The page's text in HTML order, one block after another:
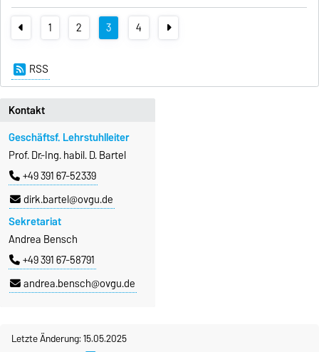
1 2 3 4
RSS
Kontakt
Geschäftsf. Lehrstuhlleiter
Prof. Dr.-Ing. habil. D. Bartel
+49 391 67-52339
dirk.bartel@ovgu.de
Sekretariat
Andrea Bensch
+49 391 67-58791
andrea.bensch@ovgu.de
Letzte Änderung: 15.05.2025